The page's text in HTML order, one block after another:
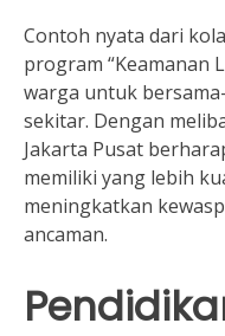
Contoh nyata dari
program “Keamanan
warga untuk
sekitar. Dengan
Jakarta Pusat
memiliki yang lebih
meningkatkan
ancaman.